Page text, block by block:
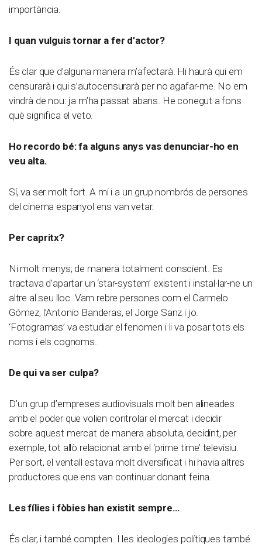
importància.
I quan vulguis tornar a fer d’actor?
És clar que d’alguna manera m’afectarà. Hi haurà qui em
censurarà i qui s’autocensurarà per no agafar-me. No em
vindrà de nou: ja m’ha passat abans. He conegut a fons
què significa el veto.
Ho recordo bé: fa alguns anys vas denunciar-ho en
veu alta.
Sí, va ser molt fort. A mi i a un grup nombrós de persones
del cinema espanyol ens van vetar.
Per capritx?
Ni molt menys; de manera totalment conscient. Es
tractava d’apartar un ‘star-system’ existent i instal·lar-ne un
altre al seu lloc. Vam rebre persones com el Carmelo
Gómez, l’Antonio Banderas, el Jorge Sanz i jo.
‘Fotogramas’ va estudiar el fenomen i li va posar tots els
noms i els cognoms.
De qui va ser culpa?
D’un grup d’empreses audiovisuals molt ben alineades
amb el poder que volien controlar el mercat i decidir
sobre aquest mercat de manera absoluta, decidint, per
exemple, tot allò relacionat amb el ‘prime time’ televisiu.
Per sort, el ventall estava molt diversificat i hi havia altres
productores que ens van continuar donant feina.
Les fílies i fòbies han existit sempre…
És clar, i també compten. I les ideologies polítiques també.